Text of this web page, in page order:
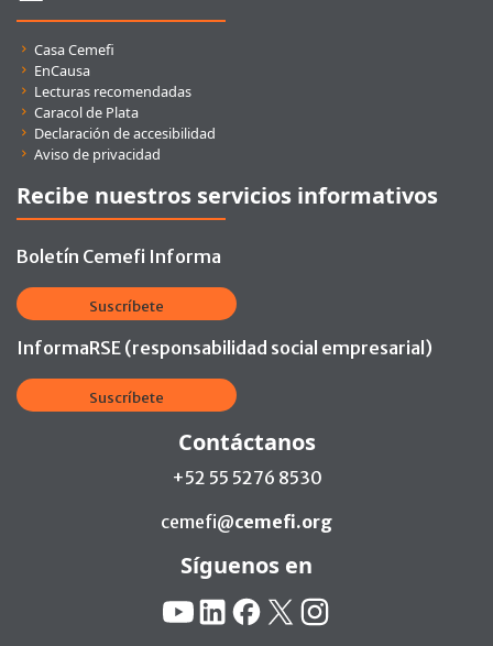
Enlaces rápidos
Casa Cemefi
EnCausa
Lecturas recomendadas
Caracol de Plata
Declaración de accesibilidad
Aviso de privacidad
Recibe nuestros servicios informativos
Boletín Cemefi Informa
Suscríbete
InformaRSE (responsabilidad social empresarial)
Suscríbete
Contáctanos
+52 55 5276 8530
cemefi@cemefi.org
Síguenos en
YouTube
LinkedinFacebook
X Instagram